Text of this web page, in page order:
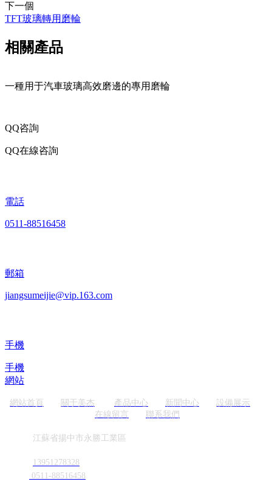
下一個
TFT玻璃轉用磨輪
相關產品
一種用于汽車玻璃高效磨邊的專用磨輪
QQ咨詢
QQ在線咨詢
電話
0511-88516458
郵箱
jiangsumeijie@vip.163.com
手機
手機
網站
網站首頁 關于美杰 產品中心 新聞中心
設備展示
在線留言
聯系我們
江蘇省揚中市永勝工業區
13951278328
0511-88516458